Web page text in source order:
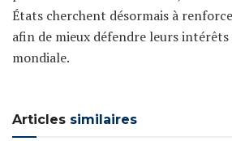
États cherchent désormais à
afin de mieux défendre leurs intérêts
mondiale.
Articles similaires